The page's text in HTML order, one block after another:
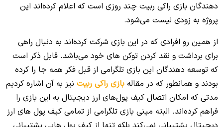
دهندگان بازی راکی ربیت چند روزی است که اعلام کرده‌اند این
پروژه به زودی لیست می‌شود.
از همین رو افرادی که در این بازی شرکت کرده‌اند به دنبال راهی
برای برداشت و نقد کردن توکن‌ های خود می‌باشد. قابل ذکر است
که توسعه دهندگان این بازی تلگرامی از قبل فکر همه جا را کرده
بودند و همانطور که در مقاله بازی راکی ربیت نیز به آن اشاره کردیم
مدتی که امکان اتصال کیف پول‌های ارز دیجیتال به این بازی را
فراهم کرده‌اند. البته مینی بازی تلگرامی از تمامی کیف پول های ارز